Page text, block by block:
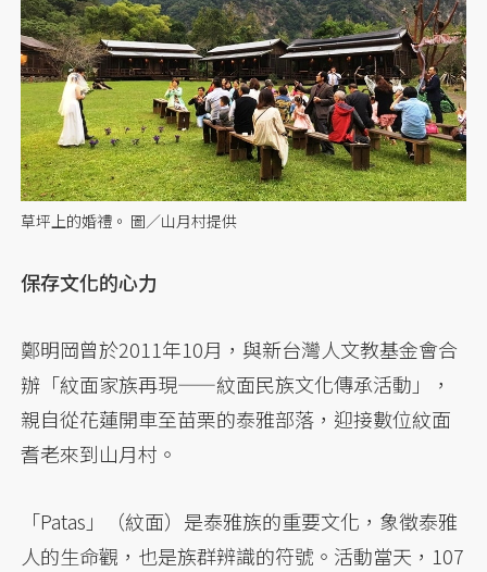
草坪上的婚禮。 圖／山月村提供
保存文化的心力
鄭明岡曾於2011年10月，與新台灣人文教基金會合
辦「紋面家族再現——紋面民族文化傳承活動」，
親自從花蓮開車至苗栗的泰雅部落，迎接數位紋面
耆老來到山月村。
「Patas」（紋面）是泰雅族的重要文化，象徵泰雅
人的生命觀，也是族群辨識的符號。活動當天，107